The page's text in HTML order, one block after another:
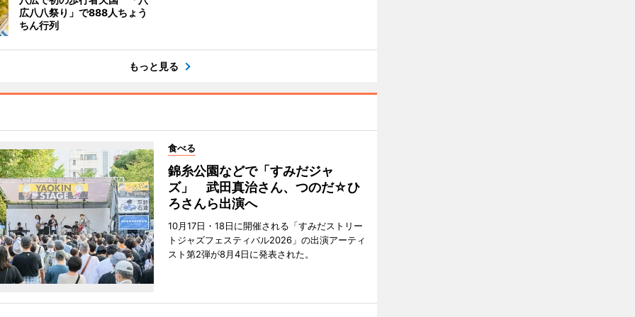
広八八祭り」で888人ちょう
ちん行列
もっと見る
食べる
錦糸公園などで「すみだジャ
ズ」 武田真治さん、つのだ☆ひ
ろさんら出演へ
10月17日・18日に開催される「すみだストリー
トジャズフェスティバル2026」の出演アーティ
スト第2弾が8月4日に発表された。